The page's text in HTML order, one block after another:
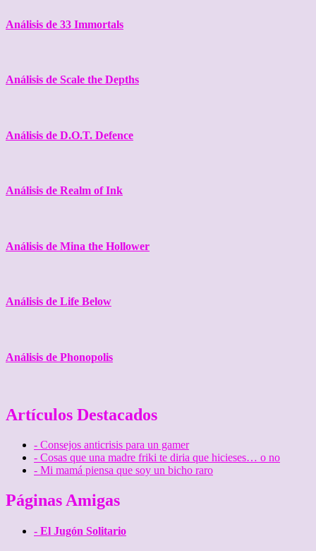
Análisis de 33 Immortals
Análisis de Scale the Depths
Análisis de D.O.T. Defence
Análisis de Realm of Ink
Análisis de Mina the Hollower
Análisis de Life Below
Análisis de Phonopolis
Artículos Destacados
- Consejos anticrisis para un gamer
- Cosas que una madre friki te diria que hicieses… o no
- Mi mamá piensa que soy un bicho raro
Páginas Amigas
- El Jugón Solitario